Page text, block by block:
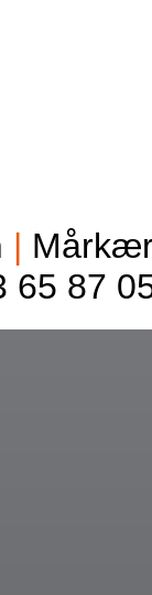
|
65 87